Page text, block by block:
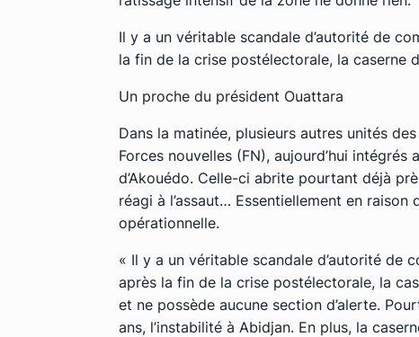
Il y a un véritable scandale d’autorité de
la fin de la crise postélectorale, la caserne
Un proche du président Ouattara
Dans la matinée, plusieurs autres unités
Forces nouvelles (FN), aujourd’hui intégrés
d’Akouédo. Celle-ci abrite pourtant déjà
réagi à l’assaut… Essentiellement en
opérationnelle.
« Il y a un véritable scandale d’autorité de
après la fin de la crise postélectorale, la
et ne possède aucune section d’alerte.
ans, l’instabilité à Abidjan. En plus, la